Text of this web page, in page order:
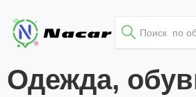
Одежда,